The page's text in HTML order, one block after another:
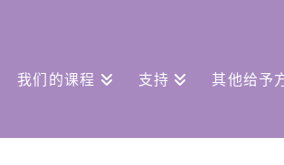
我们的课程 支持 其他给予